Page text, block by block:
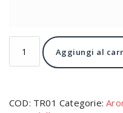
€
Tortellini
Aggiungi al